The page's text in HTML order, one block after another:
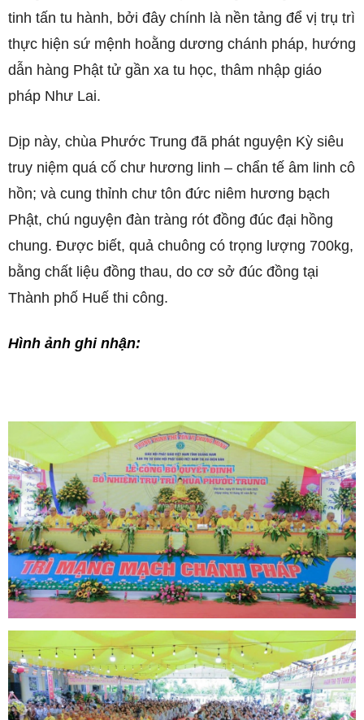
tinh tấn tu hành, bởi đây chính là nền tảng để vị trụ trì
thực hiện sứ mệnh hoằng dương chánh pháp, hướng
dẫn hàng Phật tử gần xa tu học, thâm nhập giáo
pháp Như Lai.
Dịp này, chùa Phước Trung đã phát nguyện Kỳ siêu
truy niệm quá cố chư hương linh – chẩn tế âm linh cô
hồn; và cung thỉnh chư tôn đức niêm hương bạch
Phật, chú nguyện đàn tràng rót đồng đúc đại hồng
chung. Được biết, quả chuông có trọng lượng 700kg,
bằng chất liệu đồng thau, do cơ sở đúc đồng tại
Thành phố Huế thi công.
Hình ảnh ghi nhận: